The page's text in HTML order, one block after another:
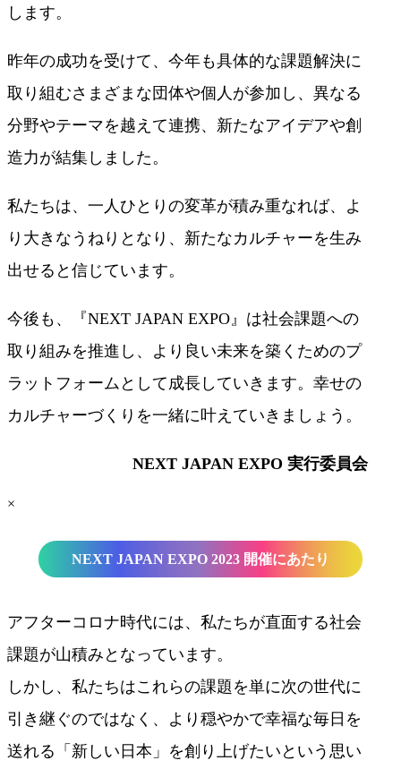
します。
昨年の成功を受けて、今年も具体的な課題解決に
取り組むさまざまな団体や個人が参加し、異なる
分野やテーマを越えて連携、新たなアイデアや創
造力が結集しました。
私たちは、一人ひとりの変革が積み重なれば、よ
り大きなうねりとなり、新たなカルチャーを生み
出せると信じています。
今後も、『NEXT JAPAN EXPO』は社会課題への
取り組みを推進し、より良い未来を築くためのプ
ラットフォームとして成長していきます。幸せの
カルチャーづくりを一緒に叶えていきましょう。
NEXT JAPAN EXPO 実行委員会
×
NEXT JAPAN EXPO 2023 開催にあたり
アフターコロナ時代には、私たちが直面する社会
課題が山積みとなっています。
しかし、私たちはこれらの課題を単に次の世代に
引き継ぐのではなく、より穏やかで幸福な毎日を
送れる「新しい日本」を創り上げたいという思い